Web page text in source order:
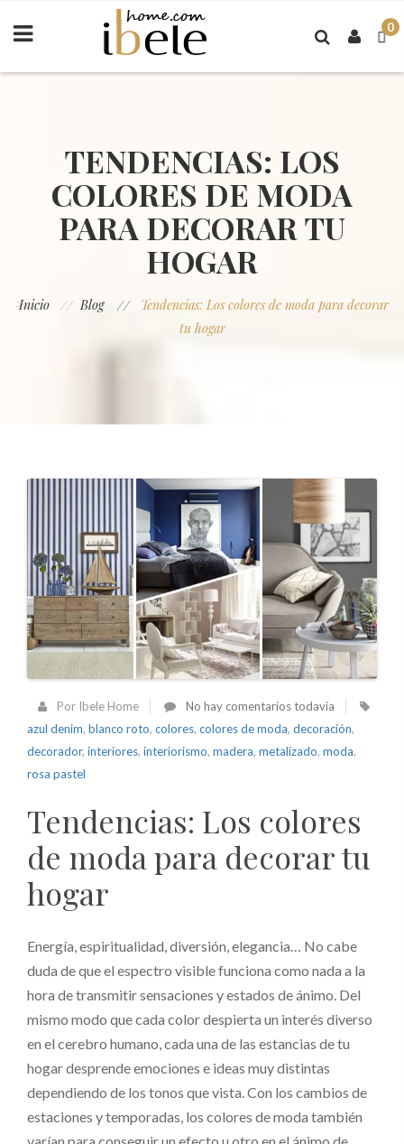
0
TENDENCIAS: LOS
COLORES DE MODA
PARA DECORAR TU
HOGAR
>
Inicio Blog
Tendencias: Los colores de moda para decorar
tu hogar
Por Ibele Home
No hay comentarios todavía
azul denim, blanco roto, colores, colores de moda, decoración,
decorador, interiores, interiorismo, madera, metalizado, moda,
rosa pastel
Tendencias: Los colores
de moda para decorar tu
hogar
Energía, espiritualidad, diversión, elegancia… No cabe
duda de que el espectro visible funciona como nada a la
hora de transmitir sensaciones y estados de ánimo. Del
mismo modo que cada color despierta un interés diverso
en el cerebro humano, cada una de las estancias de tu
hogar desprende emociones e ideas muy distintas
dependiendo de los tonos que vista. Con los cambios de
estaciones y temporadas, los colores de moda también